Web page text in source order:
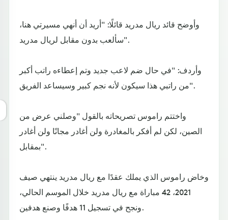
وأوضح قائد ريال مدريد قائلًا: "أريد أن أنهي مسيرتي هنا،
سألعب بدون مقابل لريال مدريد".
وأردف: "في حال ضم لاعب جديد وتم إعطاءه راتب أكبر
من راتبي هذا سيكون لأنه نجم كبير وسيساعد الفريق".
واختتم راموس تصريحاته بالقول "وصلني عرض من
الصين، لكن لم أفكر بالمغادرة ولن أغادر مجانًا ولن أغادر
بمقابل".
وخاض راموس الذي يملك عقدًا مع ريال مدريد ينتهي صيف
2021، 42 مباراة مع ريال مدريد خلال الموسم الحالي،
ونجح في تسجيل 11 هدفًا وصنع هدفين.